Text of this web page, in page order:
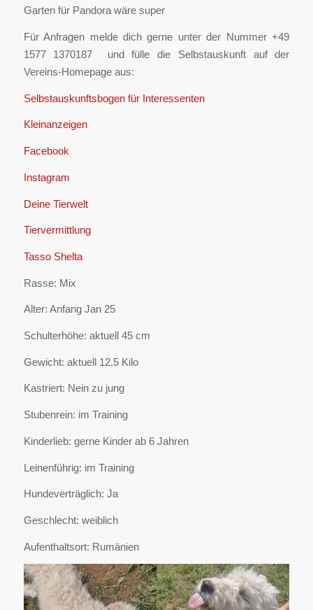
Garten für Pandora wäre super
Für Anfragen melde dich gerne unter der Nummer +49
1577 1370187 ‪ und fülle die Selbstauskunft auf der
Vereins-Homepage aus:
Selbstauskunftsbogen für Interessenten
Kleinanzeigen
Facebook
Instagram
Deine Tierwelt
Tiervermittlung
Tasso Shelta
Rasse: Mix
Alter: Anfang Jan 25
Schulterhöhe: aktuell 45 cm
Gewicht: aktuell 12.5 Kilo
Kastriert: Nein zu jung
Stubenrein: im Training
Kinderlieb: gerne Kinder ab 6 Jahren
Leinenführig: im Training
Hundeverträglich: Ja
Geschlecht: weiblich
Aufenthaltsort: Rumänien